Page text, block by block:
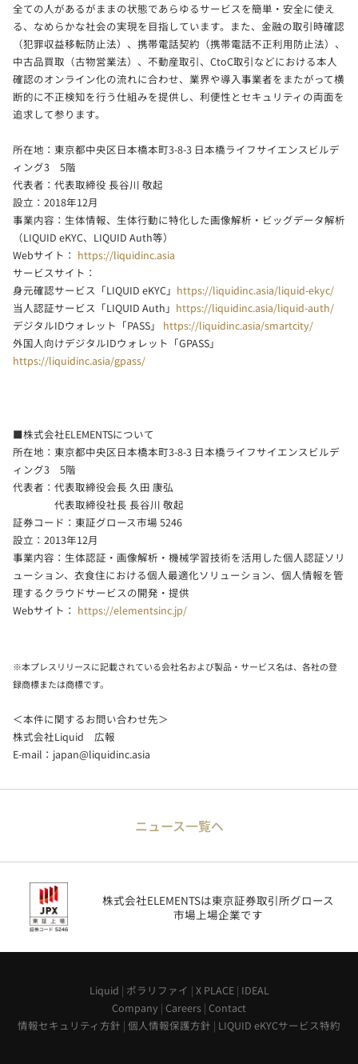
全ての人があるがままの状態であらゆるサービスを簡単・安全に使え
る、なめらかな社会の実現を目指しています。また、金融の取引時確認
（犯罪収益移転防止法）、携帯電話契約（携帯電話不正利用防止法）、
中古品買取（古物営業法）、不動産取引、CtoC取引などにおける本人
確認のオンライン化の流れに合わせ、業界や導入事業者をまたがって横
断的に不正検知を行う仕組みを提供し、利便性とセキュリティの両面を
追求して参ります。
所在地：東京都中央区日本橋本町3-8-3 日本橋ライフサイエンスビルデ
ィング3 5階
代表者：代表取締役 長谷川 敬起
設立：2018年12月
事業内容：生体情報、生体行動に特化した画像解析・ビッグデータ解析
（LIQUID eKYC、LIQUID Auth等）
Webサイト： https://liquidinc.asia
サービスサイト：
身元確認サービス「LIQUID eKYC」 https://liquidinc.asia/liquid-ekyc/
当人認証サービス「LIQUID Auth」 https://liquidinc.asia/liquid-auth/
デジタルIDウォレット「PASS」 https://liquidinc.asia/smartcity/
外国人向けデジタルIDウォレット「GPASS」
https://liquidinc.asia/gpass/
■株式会社ELEMENTSについて
所在地：東京都中央区日本橋本町3-8-3 日本橋ライフサイエンスビルデ
ィング3 5階
代表者：代表取締役会長 久田 康弘
代表取締役社長 長谷川 敬起
証券コード：東証グロース市場 5246
設立：2013年12月
事業内容：生体認証・画像解析・機械学習技術を活用した個人認証ソリ
ューション、衣食住における個人最適化ソリューション、個人情報を管
理するクラウドサービスの開発・提供
Webサイト： https://elementsinc.jp/
※本プレスリリースに記載されている会社名および製品・サービス名は、各社の登
録商標または商標です。
＜本件に関するお問い合わせ先＞
株式会社Liquid 広報
E-mail： japan@liquidinc.asia
ニュース一覧へ
株式会社ELEMENTSは東京証券取引所グロース
市場上場企業です
Liquid | ポラリファイ | X PLACE| IDEAL
Company | Careers | Contact
情報セキュリティ方針 | 個人情報保護方針 | LIQUID eKYCサービス特約